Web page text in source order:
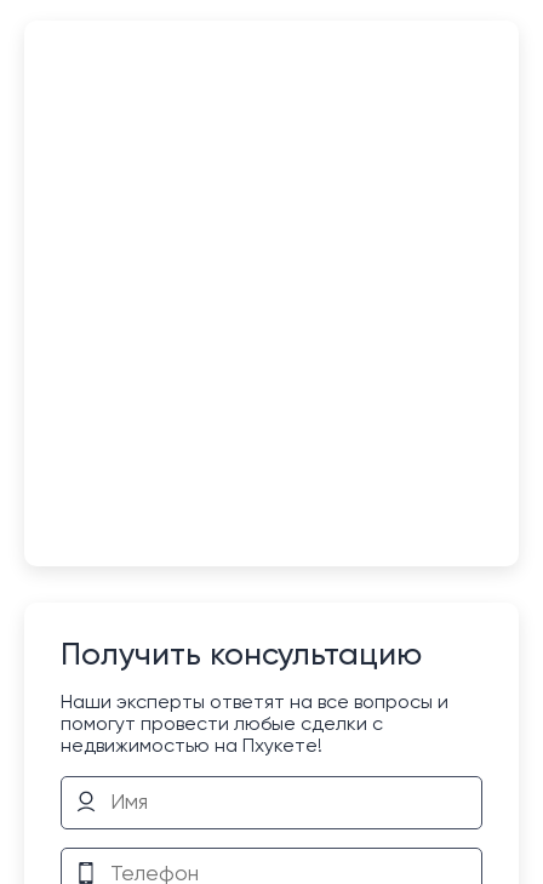
Получить консультацию
Наши эксперты ответят на все вопросы и
помогут провести любые сделки с
недвижимостью на Пхукете!